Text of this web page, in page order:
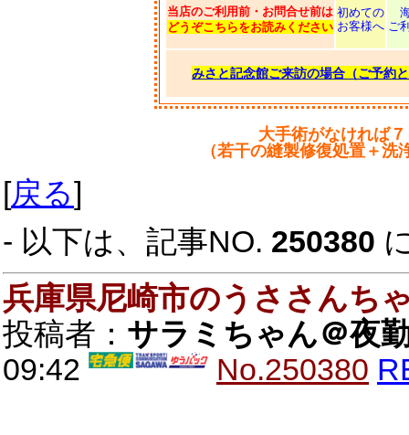
当店のご利用前・お問合せ前は
どうぞこちらをお読みください
初めての
お客様へ ご
みさと記念館ご来訪の場合（ご予約
大手術がなければ
（若干の縫製修復処置＋
[戻る]
- 以下は、記事NO. 250380
兵庫県尼崎市のうささんち
投稿者： サラミちゃん＠夜
09:42
No.250380